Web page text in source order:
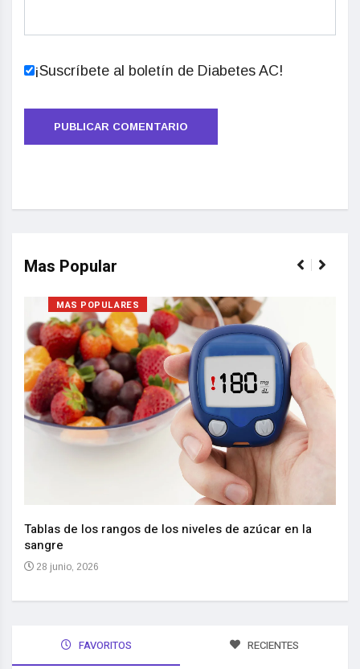
¡Suscríbete al boletín de Diabetes AC!
Mas Popular
MAS POPULARES
Tablas de los rangos de los niveles de azúcar en la
sangre
28 junio, 2026
FAVORITOS RECIENTES